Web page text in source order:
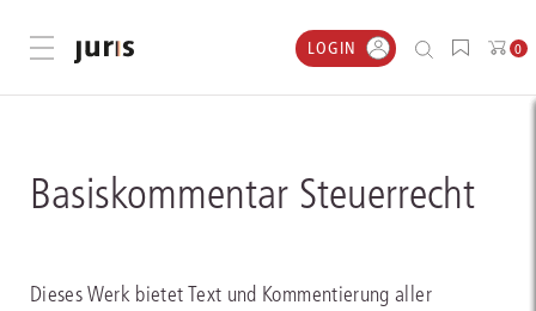
Menü öffnen LOGIN 0
Basiskommentar Steuerrecht
Dieses Werk bietet Text und Kommentierung aller